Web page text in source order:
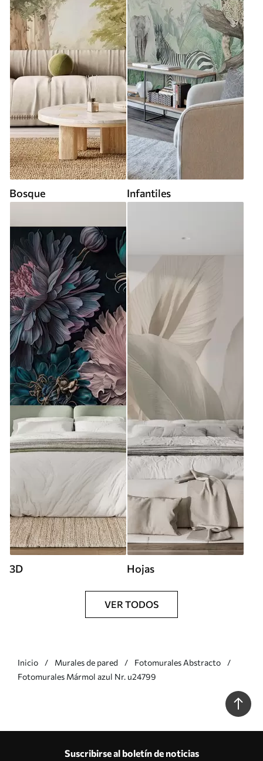
Bosque Infantiles
3D Hojas
VER TODOS
Inicio Murales de pared
Fotomurales Abstracto
Fotomurales Mármol azul Nr. u24799
Suscribirse al boletín de noticias